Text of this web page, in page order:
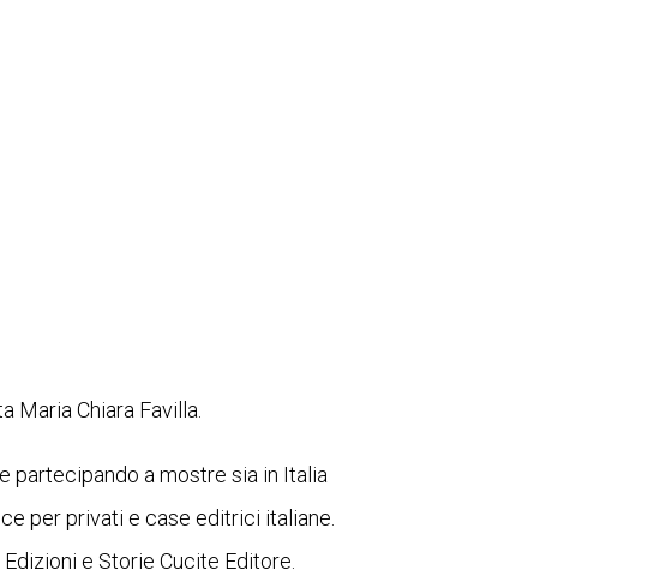
Maria Chiara Favilla.
partecipando a mostre sia in Italia
per privati e case editrici italiane.
e Storie Cucite Editore.